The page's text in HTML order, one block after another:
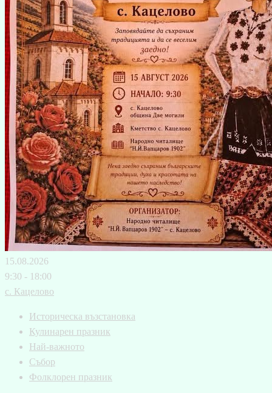
15.08.2026
9:30 - 18:00
с. Кацелово
Историческа възстановка
Кулинарен празник
Най-важното
Събор
Фолклорен празник